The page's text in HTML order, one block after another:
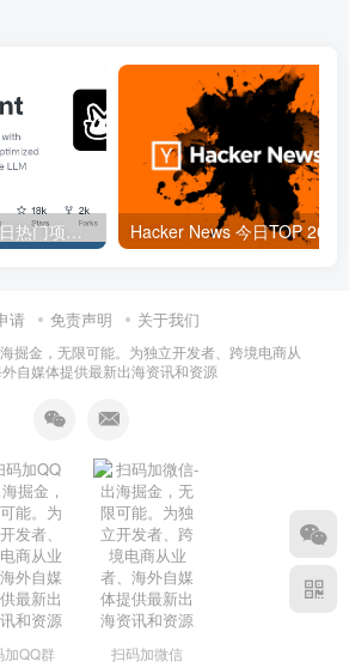
Github Trending 今日热门项目 | 2025-09-06
请 免责声明 关于我们
掘金，无限可能。为独立开发者、跨境电商从
自媒体提供最新出海资讯和资源
加QQ群 扫码加微信